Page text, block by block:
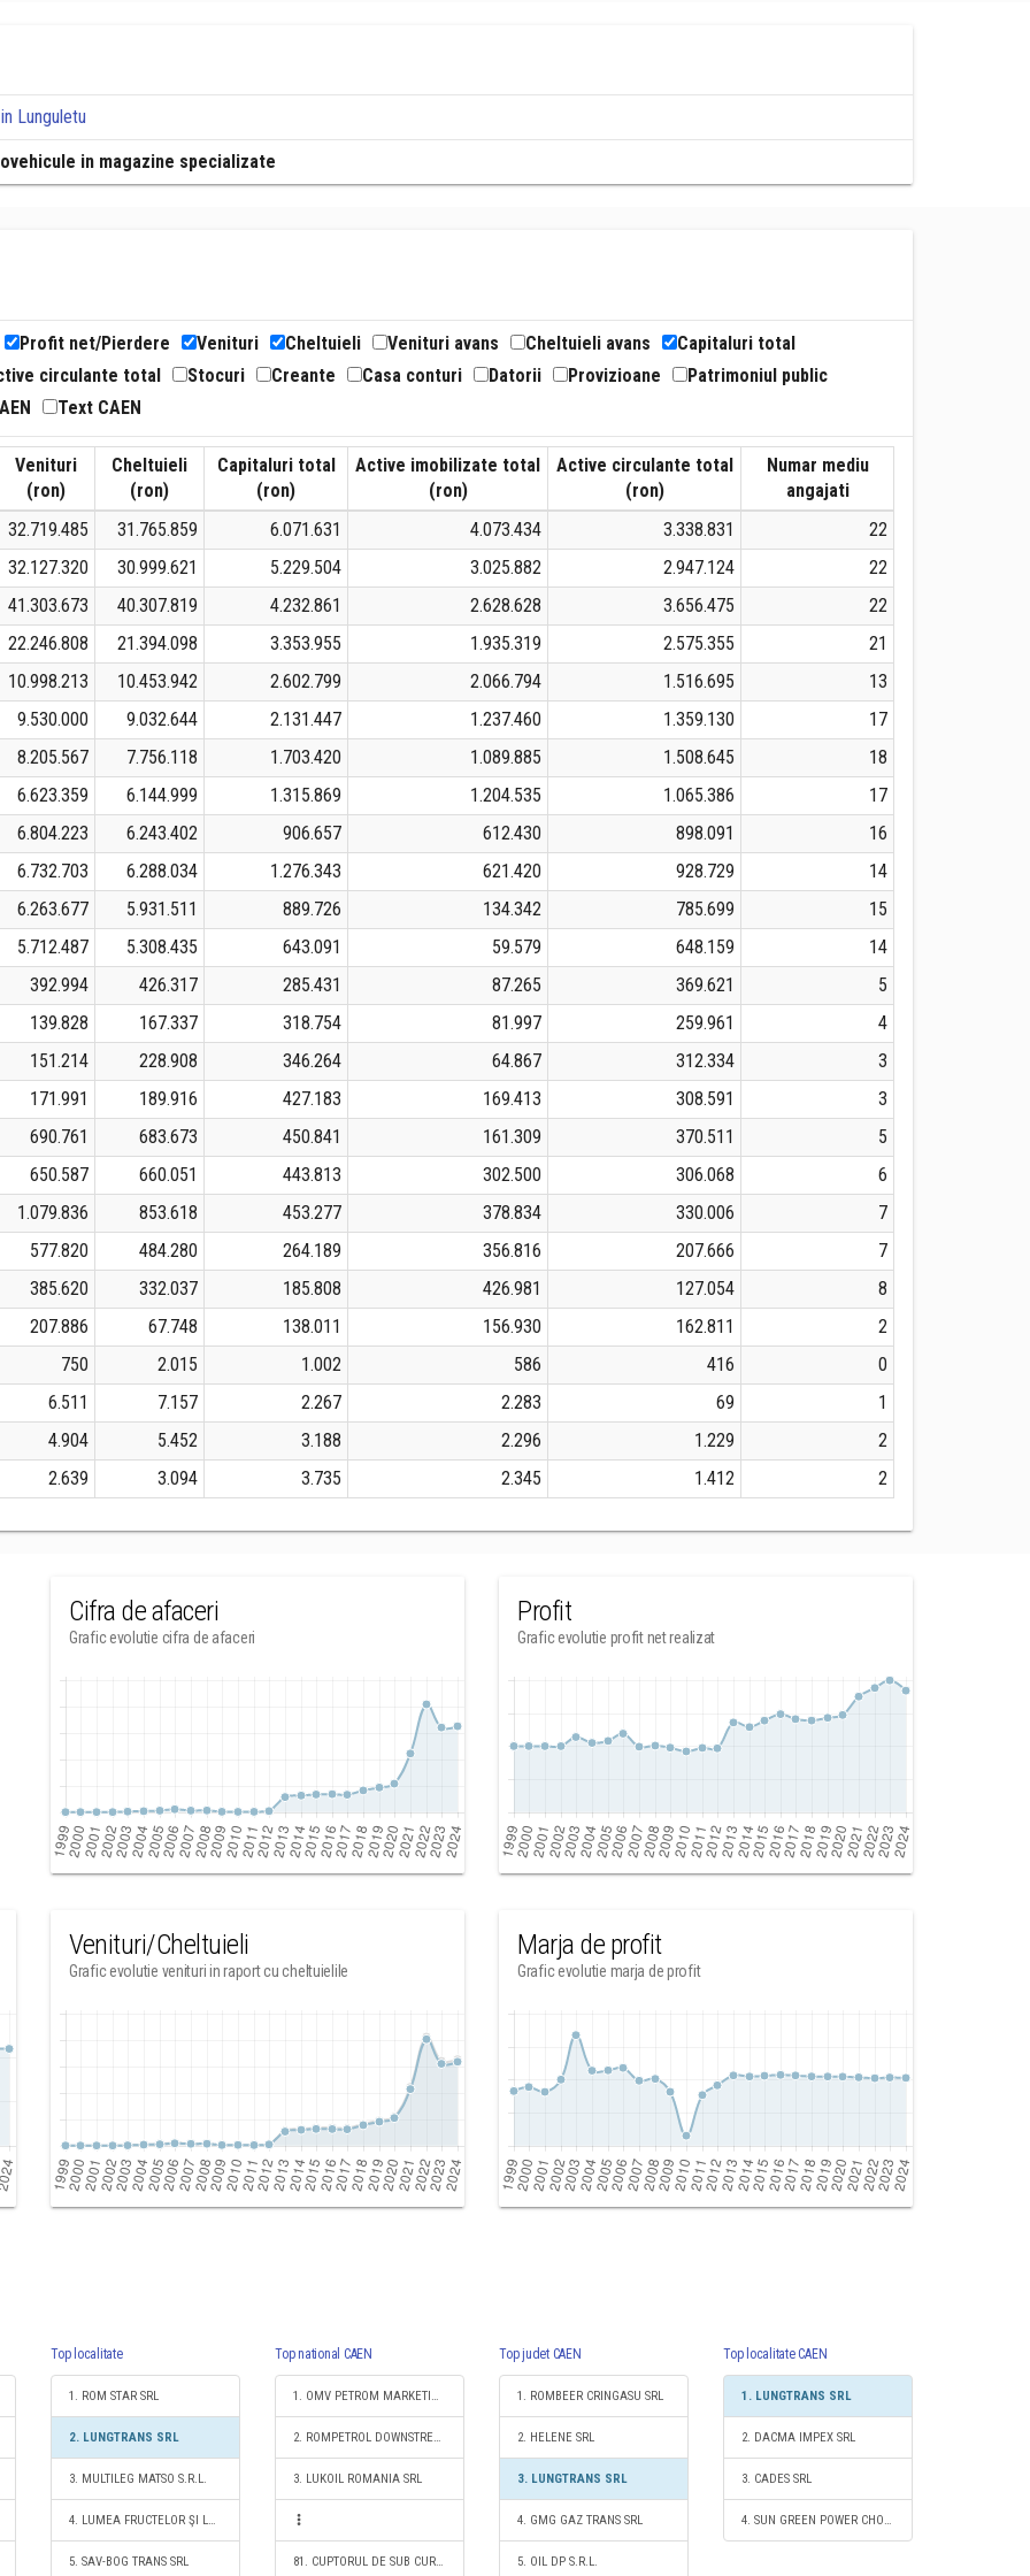
Lunguletu
in magazine specializate
Profit net/Pierdere Venituri Cheltuieli Venituri avans Cheltuieli avans
Capitaluri total
circulante total
Stocuri Creante Casa conturi Datorii Provizioane
Patrimoniul public
Text CAEN
Venituri
(ron)
Cheltuieli
(ron)
Capitaluri total
(ron)
Active imobilizate total
(ron)
Active circulante total
(ron)
Numar mediu
angajati
32.719.485
31.765.859 6.071.631 4.073.434 3.338.831
22
32.127.320
30.999.621 5.229.504 3.025.882 2.947.124
22
41.303.673
40.307.819 4.232.861 2.628.628 3.656.475
22
22.246.808
21.394.098 3.353.955 1.935.319 2.575.355
21
10.998.213
10.453.942 2.602.799 2.066.794 1.516.695
13
9.530.000
9.032.644 2.131.447 1.237.460 1.359.130
17
8.205.567
7.756.118 1.703.420 1.089.885 1.508.645
18
6.623.359
6.144.999 1.315.869 1.204.535 1.065.386
17
6.804.223
6.243.402 906.657 612.430 898.091
16
6.732.703
6.288.034 1.276.343 621.420 928.729
14
6.263.677
5.931.511 889.726 134.342 785.699
15
5.712.487
5.308.435 643.091 59.579 648.159
14
392.994
426.317 285.431 87.265 369.621
5
139.828
167.337 318.754 81.997 259.961
4
151.214
228.908 346.264 64.867 312.334
3
171.991
189.916 427.183 169.413 308.591
3
690.761
683.673 450.841 161.309 370.511
5
650.587
660.051 443.813 302.500 306.068
6
1.079.836
853.618 453.277 378.834 330.006
7
577.820
484.280 264.189 356.816 207.666
7
385.620
332.037 185.808 426.981 127.054
8
207.886
67.748 138.011 156.930 162.811
2
750
2.015 1.002 586 416
0
6.511
7.157 2.267 2.283 69
1
4.904
5.452 3.188 2.296 1.229
2
2.639
3.094 3.735 2.345 1.412 2
Cifra de afaceri
Grafic evolutie cifra de afaceri
Profit
Grafic evolutie profit net realizat
Venituri/Cheltuieli
Grafic evolutie venituri in raport cu cheltuielile
Marja de profit
Grafic evolutie marja de profit
Top localitate
1. ROM STAR SRL
2. LUNGTRANS SRL
3. MULTILEG MATSO S.R.L.
4. LUMEA FRUCTELOR ŞI LEGUMELOR SRL
5. SAV-BOG TRANS SRL
Top national CAEN
1. OMV PETROM MARKETING SRL
2. ROMPETROL DOWNSTREAM SRL
3. LUKOIL ROMANIA SRL
81. CUPTORUL DE SUB CURTE SRL
Top judet CAEN
1. ROMBEER CRINGASU SRL
2. HELENE SRL
3. LUNGTRANS SRL
4. GMG GAZ TRANS SRL
5. OIL DP S.R.L.
Top localitate CAEN
1. LUNGTRANS SRL
2. DACMA IMPEX SRL
3. CADES SRL
4. SUN GREEN POWER CHOICE S.R.L.